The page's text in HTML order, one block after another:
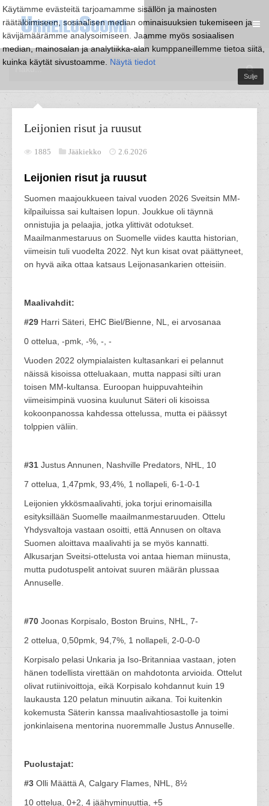
Käytämme evästeitä tarjoamamme sisällön ja mainosten
räätälöimiseen, sosiaalisen median ominaisuuksien tukemiseen ja
kävijämäärämme analysoimiseen. Jaamme myös sosiaalisen
median, mainosalan ja analytiikka-alan kumppaneillemme tietoa siitä,
kuinka käytät sivustoamme. Näytä tiedot
Sulje
Leijonien risut ja ruusut
1885 Jääkiekko 2.6.2026
Leijonien risut ja ruusut
Suomen maajoukkueen taival vuoden 2026 Sveitsin MM-
kilpailuissa sai kultaisen lopun. Joukkue oli täynnä
onnistujia ja pelaajia, jotka ylittivät odotukset.
Maailmanmestaruus on Suomelle viides kautta historian,
viimeisin tuli vuodelta 2022. Nyt kun kisat ovat päättyneet,
on hyvä aika ottaa katsaus Leijonasankarien otteisiin.
Maalivahdit:
#29 Harri Säteri, EHC Biel/Bienne, NL, ei arvosanaa
0 ottelua, -pmk, -%, -, -
Vuoden 2022 olympialaisten kultasankari ei pelannut
näissä kisoissa otteluakaan, mutta nappasi silti uran
toisen MM-kultansa. Euroopan huippuvahteihin
viimeisimpinä vuosina kuulunut Säteri oli kisoissa
kokoonpanossa kahdessa ottelussa, mutta ei päässyt
tolppien väliin.
#31 Justus Annunen, Nashville Predators, NHL, 10
7 ottelua, 1,47pmk, 93,4%, 1 nollapeli, 6-1-0-1
Leijonien ykkösmaalivahti, joka torjui erinomaisilla
esityksillään Suomelle maailmanmestaruuden. Ottelu
Yhdysvaltoja vastaan osoitti, että Annusen on oltava
Suomen aloittava maalivahti ja se myös kannatti.
Alkusarjan Sveitsi-ottelusta voi antaa hieman miinusta,
mutta pudotuspelit antoivat suuren määrän plussaa
Annuselle.
#70 Joonas Korpisalo, Boston Bruins, NHL, 7-
2 ottelua, 0,50pmk, 94,7%, 1 nollapeli, 2-0-0-0
Korpisalo pelasi Unkaria ja Iso-Britanniaa vastaan, joten
hänen todellista virettään on mahdotonta arvioida. Ottelut
olivat rutiinivoittoja, eikä Korpisalo kohdannut kuin 19
laukausta 120 pelatun minuutin aikana. Toi kuitenkin
kokemusta Säterin kanssa maalivahtiosastolle ja toimi
jonkinlaisena mentorina nuoremmalle Justus Annuselle.
Puolustajat:
#3 Olli Määttä A, Calgary Flames, NHL, 8½
10 ottelua, 0+2, 4 jäähyminuuttia, +5